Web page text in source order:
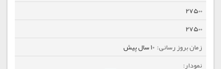
27500
27500
10 سال پیش